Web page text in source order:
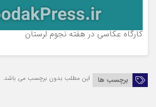
کارگاه عکاسی در هفته نجوم لرستان
برچسب ها این مطلب بدون برچسب می باشد.